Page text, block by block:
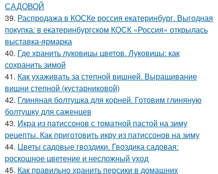
САДОВОЙ
39. Распродажа в КОСКе россия екатеринбург. Выгодная
покупка: в екатеринбургском КОСК «Россия» открылась
выставка-ярмарка
40. Где хранить луковицы цветов. Луковицы: как
сохранить зимой
41. Как ухаживать за степной вишней. Выращивание
вишни степной (кустарниковой)
42. Глиняная болтушка для корней. Готовим глиняную
болтушку для саженцев
43. Икра из патиссонов с томатной пастой на зиму
рецепты. Как приготовить икру из патиссонов на зиму
44. Цветы садовые гвоздики. Гвоздика садовая:
роскошное цветение и несложный уход
45. Как правильно хранить персики в домашних